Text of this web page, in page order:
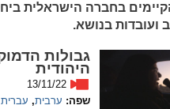
zoom_out
התרחק
גופנים
בחברה הישראלית
ועובדות בנושא.
גבולות
היהודית
13/11/22
שפה: ערבית, עברית